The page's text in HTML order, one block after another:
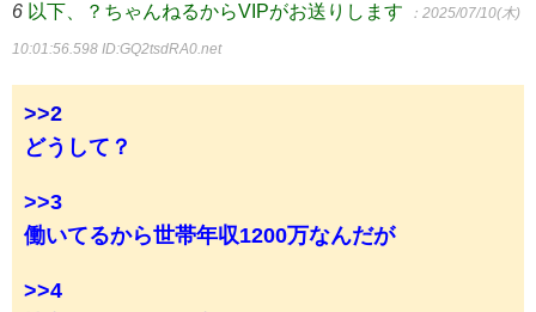
6 以下、？ちゃんねるからVIPがお送りします ：2025/07/10(木)
10:01:56.598 ID:GQ2tsdRA0.net
>>2
どうして？
>>3
働いてるから世帯年収1200万なんだが
>>4